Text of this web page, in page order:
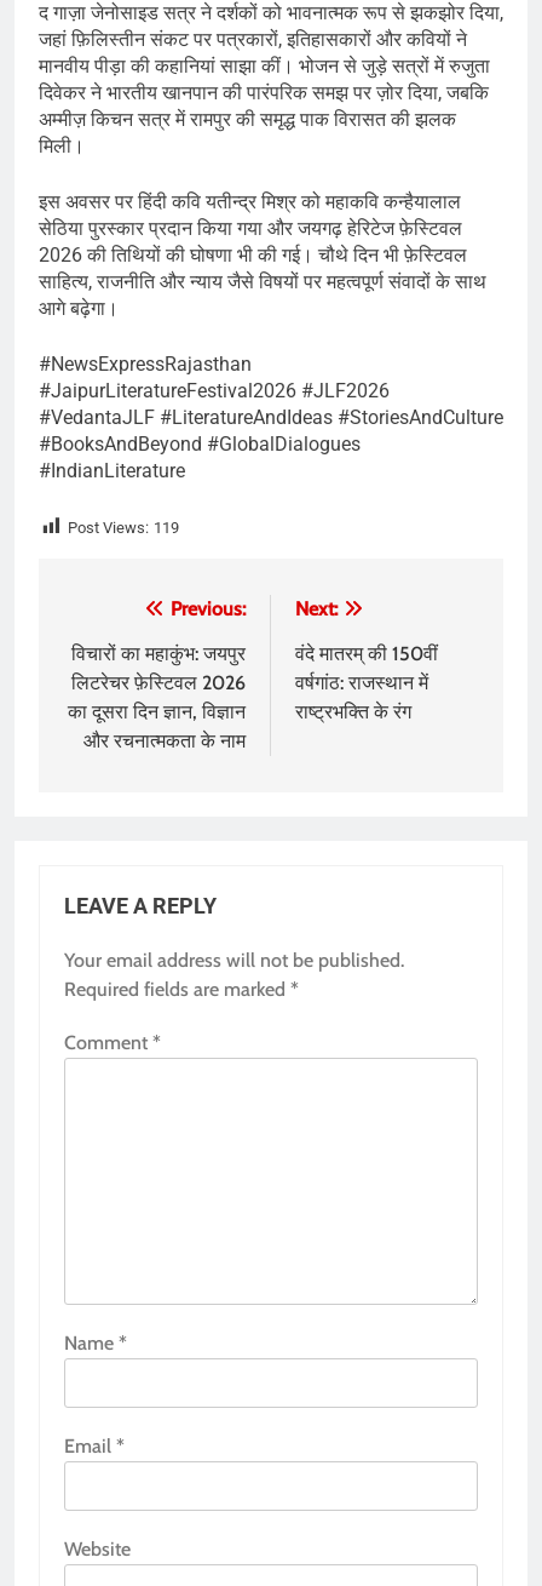
द गाज़ा जेनोसाइड सत्र ने दर्शकों को भावनात्मक रूप से झकझोर दिया,
जहां फ़िलिस्तीन संकट पर पत्रकारों, इतिहासकारों और कवियों ने
मानवीय पीड़ा की कहानियां साझा कीं। भोजन से जुड़े सत्रों में रुजुता
दिवेकर ने भारतीय खानपान की पारंपरिक समझ पर ज़ोर दिया, जबकि
अम्मीज़ किचन सत्र में रामपुर की समृद्ध पाक विरासत की झलक
मिली।
इस अवसर पर हिंदी कवि यतीन्द्र मिश्र को महाकवि कन्हैयालाल
सेठिया पुरस्कार प्रदान किया गया और जयगढ़ हेरिटेज फ़ेस्टिवल
2026 की तिथियों की घोषणा भी की गई। चौथे दिन भी फ़ेस्टिवल
साहित्य, राजनीति और न्याय जैसे विषयों पर महत्वपूर्ण संवादों के साथ
आगे बढ़ेगा।
#NewsExpressRajasthan
#JaipurLiteratureFestival2026 #JLF2026
#VedantaJLF #LiteratureAndIdeas #StoriesAndCulture
#BooksAndBeyond #GlobalDialogues
#IndianLiterature
Post Views: 119
navigation
Previous:
विचारों का महाकुंभ: जयपुर
लिटरेचर फ़ेस्टिवल 2026
का दूसरा दिन ज्ञान, विज्ञान
और रचनात्मकता के नाम
Next:
वंदे मातरम् की 150वीं
वर्षगांठ: राजस्थान में
राष्ट्रभक्ति के रंग
LEAVE A REPLY
Your email address will not be published.
Required fields are marked *
Comment *
Name *
Email *
Website